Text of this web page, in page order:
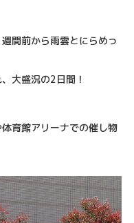
間前から雨雲とにらめっ
大盛況の2日間！
育館アリーナでの催し物